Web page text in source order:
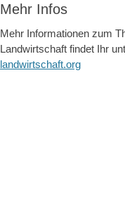
Mehr Infos
Mehr Informationen zum
Landwirtschaft findet Ihr
landwirtschaft.org